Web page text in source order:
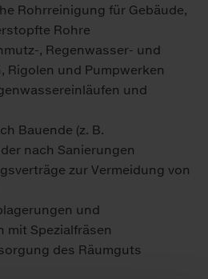
Rohrreinigung für Gebäude,
Rohre
, Regenwasser- und
Rigolen und Pumpwerken
und
Bauende (z. B.
nach Sanierungen
zur Vermeidung von
und
mit Spezialfräsen
des Räumguts